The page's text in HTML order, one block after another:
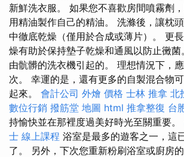
新鮮洗衣服。 如果您不喜歡房間噴霧劑
用精油製作自己的精油。 洗滌後，讓枕
中徹底乾燥（僅用於合成或薄片）。 更
燥有助於保持墊子乾燥和通風以防止黴
由骯髒的洗衣機引起的。 理想情況下，
次。 幸運的是，還有更多的自製混合物
起來。 會計公司 外燴 價格 士林 推拿 北
數位行銷 撥筋堂 地圖 html 推拿整復 台
持愉快並在那裡度過美好時光至關重要。
士 線上課程 浴室是最多的遊客之一，這
了。 另外，下次您重新粉刷浴室或廚房